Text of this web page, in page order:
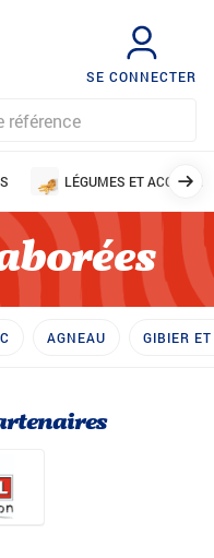
SE CONNECTER
LÉGUMES ET
AGNEAU GIBIER